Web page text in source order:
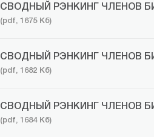
СВОДНЫЙ РЭНКИНГ ЧЛЕНОВ
(pdf, 1675 Кб)
СВОДНЫЙ РЭНКИНГ ЧЛЕНОВ
(pdf, 1682 Кб)
СВОДНЫЙ РЭНКИНГ ЧЛЕНОВ
(pdf, 1684 Кб)